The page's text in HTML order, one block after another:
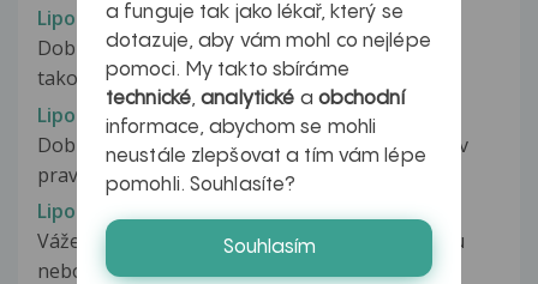
Lipomy
Dobrý den, už delší dobu asi 3 roky semi dělají,
takové bouličky.Zejména teda...
Lipomy
Dobrý den, uz pomalu dva mesice mam bolesti v
pravym podzebri, jde mi to do...
Lipomy
Vážená-ý paní-e MUDr. Můj manžel má v břichu
nebo kolem břicha spoustu lipomy...
a funguje tak jako lékař, který se
dotazuje, aby vám mohl co nejlépe
pomoci. My takto sbíráme
technické,analytické a obchodní
informace, abychom se mohli
neustále zlepšovat a tím vám lépe
pomohli. Souhlasíte?
Souhlasím